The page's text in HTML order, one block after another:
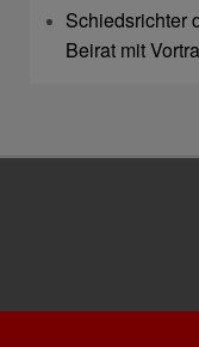
Schiedsrichter
Beirat mit